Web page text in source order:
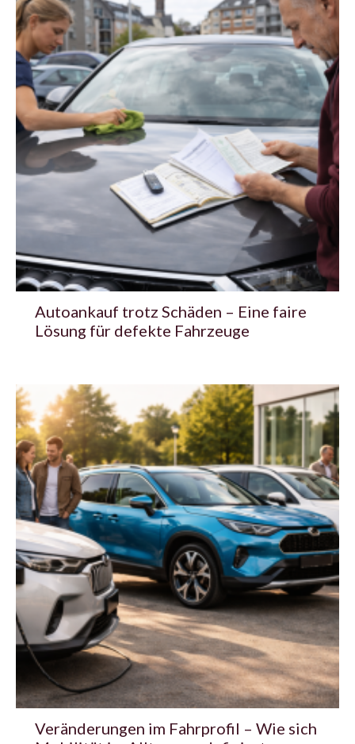
Autoankauf trotz Schäden – Eine faire
Lösung für defekte Fahrzeuge
Veränderungen im Fahrprofil – Wie sich